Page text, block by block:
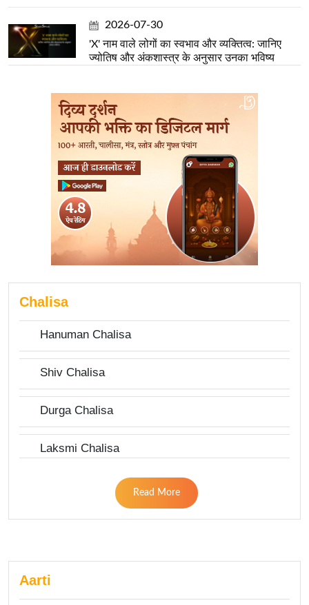
2026-07-30
'X' नाम वाले लोगों का स्वभाव और व्यक्तित्व: जानिए
ज्योतिष और अंकशास्त्र के अनुसार उनका भविष्य
Chalisa
Hanuman Chalisa
Shiv Chalisa
Durga Chalisa
Laksmi Chalisa
Read More
Aarti